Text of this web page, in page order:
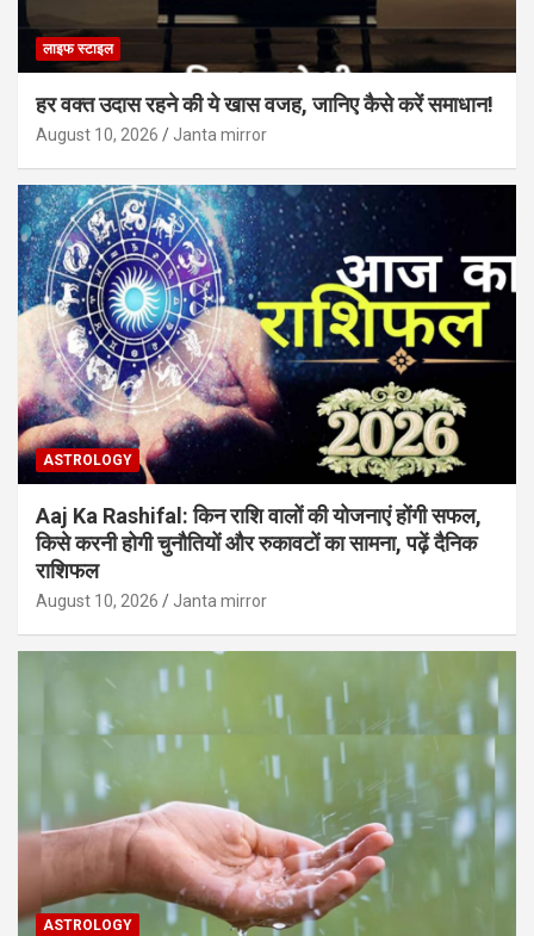
लाइफ स्टाइल
हर वक्त उदास रहने की ये खास वजह, जानिए कैसे करें समाधान!
August 10, 2026 Janta mirror
ASTROLOGY
Aaj Ka Rashifal: किन राशि वालों की योजनाएं होंगी सफल,
किसे करनी होगी चुनौतियों और रुकावटों का सामना, पढ़ें दैनिक
राशिफल
August 10, 2026 Janta mirror
ASTROLOGY